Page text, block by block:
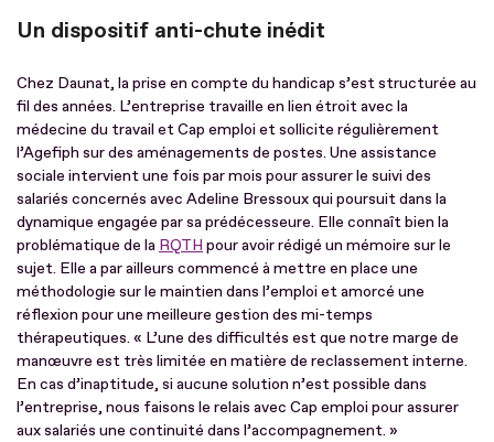
Un dispositif anti-chute inédit
Chez Daunat, la prise en compte du handicap s’est structurée au
fil des années. L’entreprise travaille en lien étroit avec la
médecine du travail et Cap emploi et sollicite régulièrement
l’Agefiph sur des aménagements de postes. Une assistance
sociale intervient une fois par mois pour assurer le suivi des
salariés concernés avec Adeline Bressoux qui poursuit dans la
dynamique engagée par sa prédécesseure. Elle connaît bien la
problématique de la RQTH pour avoir rédigé un mémoire sur le
sujet. Elle a par ailleurs commencé à mettre en place une
méthodologie sur le maintien dans l’emploi et amorcé une
réflexion pour une meilleure gestion des mi-temps
thérapeutiques. « L’une des difficultés est que notre marge de
manœuvre est très limitée en matière de reclassement interne.
En cas d’inaptitude, si aucune solution n’est possible dans
l’entreprise, nous faisons le relais avec Cap emploi pour assurer
aux salariés une continuité dans l’accompagnement. »